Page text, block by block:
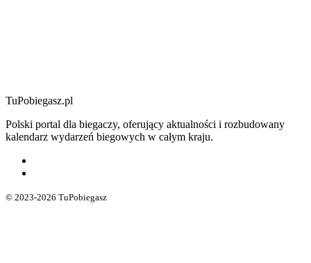
TuPobiegasz.pl
Polski portal dla biegaczy, oferujący aktualności i rozbudowany
kalendarz wydarzeń biegowych w całym kraju.
© 2023-2026 TuPobiegasz